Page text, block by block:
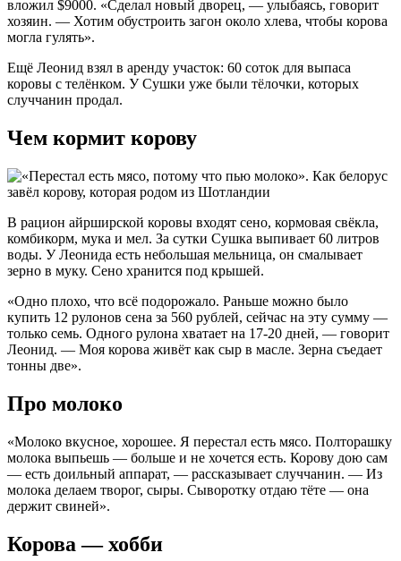
вложил $9000. «Сделал новый дворец, — улыбаясь, говорит
хозяин. — Хотим обустроить загон около хлева, чтобы корова
могла гулять».
Ещё Леонид взял в аренду участок: 60 соток для выпаса
коровы с телёнком. У Сушки уже были тёлочки, которых
случчанин продал.
Чем кормит корову
В рацион айрширской коровы входят сено, кормовая свёкла,
комбикорм, мука и мел. За сутки Сушка выпивает 60 литров
воды. У Леонида есть небольшая мельница, он смалывает
зерно в муку. Сено хранится под крышей.
«Одно плохо, что всё подорожало. Раньше можно было
купить 12 рулонов сена за 560 рублей, сейчас на эту сумму —
только семь. Одного рулона хватает на 17-20 дней, — говорит
Леонид. — Моя корова живёт как сыр в масле. Зерна съедает
тонны две».
Про молоко
«Молоко вкусное, хорошее. Я перестал есть мясо. Полторашку
молока выпьешь — больше и не хочется есть. Корову дою сам
— есть доильный аппарат, — рассказывает случчанин. — Из
молока делаем творог, сыры. Сыворотку отдаю тёте — она
держит свиней».
Корова — хобби